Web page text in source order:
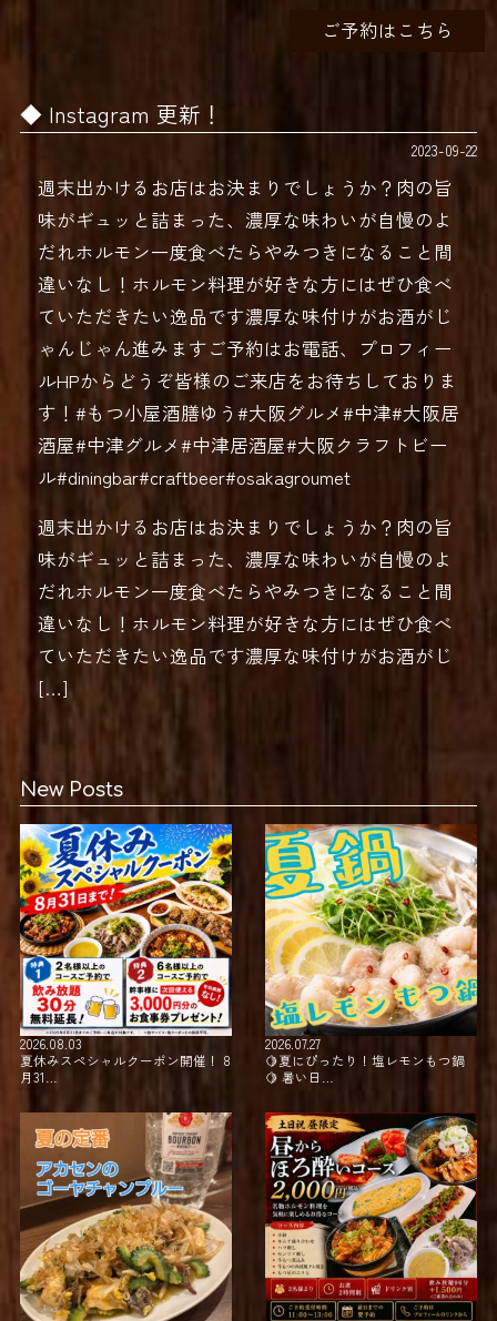
ご予約はこちら
Instagram 更新！
2023-09-22
週末出かけるお店はお決まりでしょうか？肉の旨
味がギュッと詰まった、濃厚な味わいが自慢のよ
だれホルモン一度食べたらやみつきになること間
違いなし！ホルモン料理が好きな方にはぜひ食べ
ていただきたい逸品です濃厚な味付けがお酒がじ
ゃんじゃん進みますご予約はお電話、プロフィー
ルHPからどうぞ皆様のご来店をお待ちしておりま
す！#もつ小屋酒膳ゆう#大阪グルメ#中津#大阪居
酒屋#中津グルメ#中津居酒屋#大阪クラフトビー
ル#diningbar#craftbeer#osakagroumet
週末出かけるお店はお決まりでしょうか？肉の旨
味がギュッと詰まった、濃厚な味わいが自慢のよ
だれホルモン一度食べたらやみつきになること間
違いなし！ホルモン料理が好きな方にはぜひ食べ
ていただきたい逸品です濃厚な味付けがお酒がじ
[…]
New Posts
2026.08.03
夏休みスペシャルクーポン開催！ 8
月31…
2026.07.27
⁡🍋夏にぴったり！塩レモンもつ鍋
🍋 暑い日…